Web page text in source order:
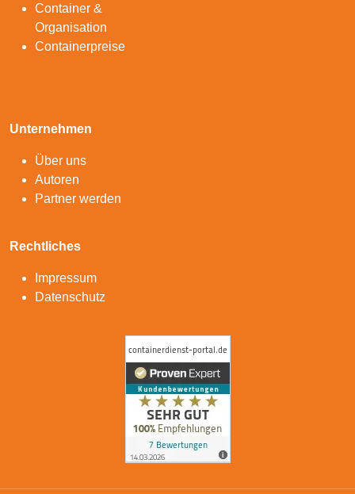
Container &
Organisation
Containerpreise
Unternehmen
Über uns
Autoren
Partner werden
Rechtliches
Impressum
Datenschutz